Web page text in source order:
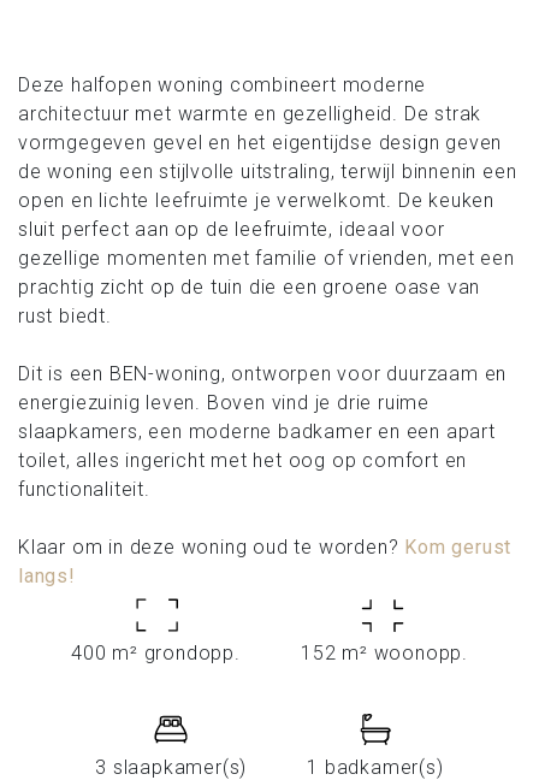
Deze halfopen woning combineert moderne
architectuur met warmte en gezelligheid. De strak
vormgegeven gevel en het eigentijdse design geven
de woning een stijlvolle uitstraling, terwijl binnenin een
open en lichte leefruimte je verwelkomt. De keuken
sluit perfect aan op de leefruimte, ideaal voor
gezellige momenten met familie of vrienden, met een
prachtig zicht op de tuin die een groene oase van
rust biedt.
Dit is een BEN-woning, ontworpen voor duurzaam en
energiezuinig leven. Boven vind je drie ruime
slaapkamers, een moderne badkamer en een apart
toilet, alles ingericht met het oog op comfort en
functionaliteit.
Klaar om in deze woning oud te worden? Kom gerust
langs!
400 m² grondopp. 152 m² woonopp.
3 slaapkamer(s) 1 badkamer(s)